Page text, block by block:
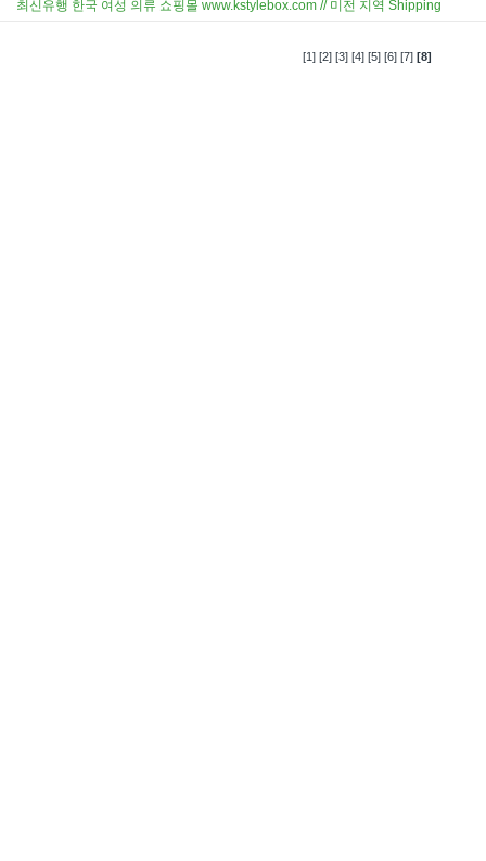
최신유행 한국 여성 의류 쇼핑몰 www.kstylebox.com // 미전 지역 Shipping
[1] [2] [3] [4] [5] [6] [7] [8]